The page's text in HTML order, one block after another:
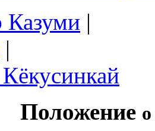
Казуми |
|
Положение